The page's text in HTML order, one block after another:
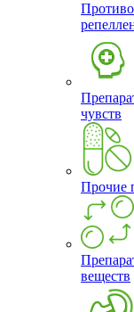
чувств
Прочие
веществ